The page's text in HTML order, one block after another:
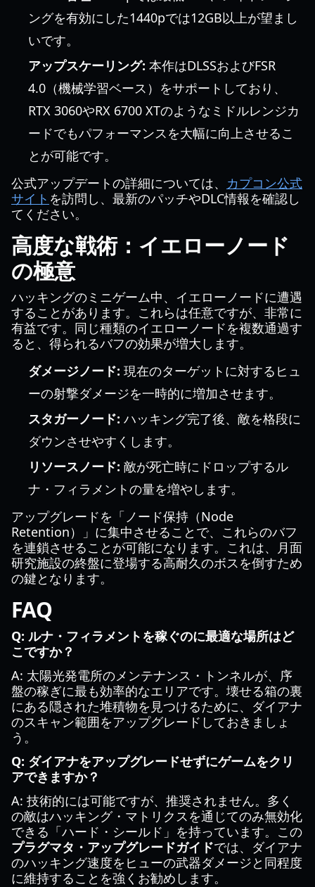
ングを有効にした1440pでは12GB以上が望まし
いです。
アップスケーリング: 本作はDLSSおよびFSR
4.0（機械学習ベース）をサポートしており、
RTX 3060やRX 6700 XTのようなミドルレンジカ
ードでもパフォーマンスを大幅に向上させるこ
とが可能です。
公式アップデートの詳細については、 カプコン公式
サイト を訪問し、最新のパッチやDLC情報を確認し
てください。
高度な戦術：イエローノード
の極意
ハッキングのミニゲーム中、イエローノードに遭遇
することがあります。これらは任意ですが、非常に
有益です。同じ種類のイエローノードを複数通過す
ると、得られるバフの効果が増大します。
ダメージノード: 現在のターゲットに対するヒュ
ーの射撃ダメージを一時的に増加させます。
スタガーノード: ハッキング完了後、敵を格段に
ダウンさせやすくします。
リソースノード: 敵が死亡時にドロップするル
ナ・フィラメントの量を増やします。
アップグレードを「ノード保持（Node
Retention）」に集中させることで、これらのバフ
を連鎖させることが可能になります。これは、月面
研究施設の終盤に登場する高耐久のボスを倒すため
の鍵となります。
FAQ
Q: ルナ・フィラメントを稼ぐのに最適な場所はど
こですか？
A: 太陽光発電所のメンテナンス・トンネルが、序
盤の稼ぎに最も効率的なエリアです。壊せる箱の裏
にある隠された堆積物を見つけるために、ダイアナ
のスキャン範囲をアップグレードしておきましょ
う。
Q: ダイアナをアップグレードせずにゲームをクリ
アできますか？
A: 技術的には可能ですが、推奨されません。多く
の敵はハッキング・マトリクスを通じてのみ無効化
できる「ハード・シールド」を持っています。この
プラグマタ・アップグレードガイドでは、ダイアナ
のハッキング速度をヒューの武器ダメージと同程度
に維持することを強くお勧めします。